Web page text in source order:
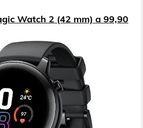
Watch 2 (42 mm) a 99,90